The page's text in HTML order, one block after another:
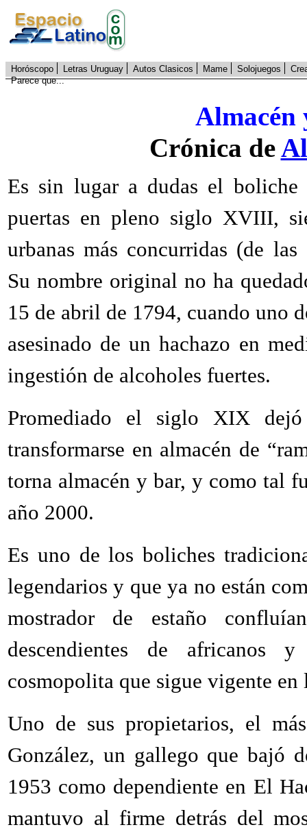
Horóscopo Letras Uruguay Autos Clasicos Mame Solojuegos
Parece que...
Almacén
Crónica de
Es sin lugar a dudas el
puertas en pleno siglo XVIII,
urbanas más concurridas (de las
Su nombre original no ha
15 de abril de 1794, cuando uno
asesinado de un hachazo en
ingestión de alcoholes fuertes.
Promediado el siglo XIX
transformarse en almacén de
torna almacén y bar, y como tal
año 2000.
Es uno de los boliches
legendarios y que ya no están
mostrador de estaño
descendientes de africanos
cosmopolita que sigue vigente en
Uno de sus propietarios, el
González, un gallego que bajó
1953 como dependiente en El
mantuvo al firme detrás del